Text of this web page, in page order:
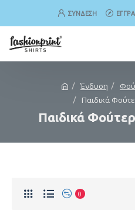
ΣΎΝΔΕΣΗ
Ένδυση
Παιδικά
Παιδικά
0